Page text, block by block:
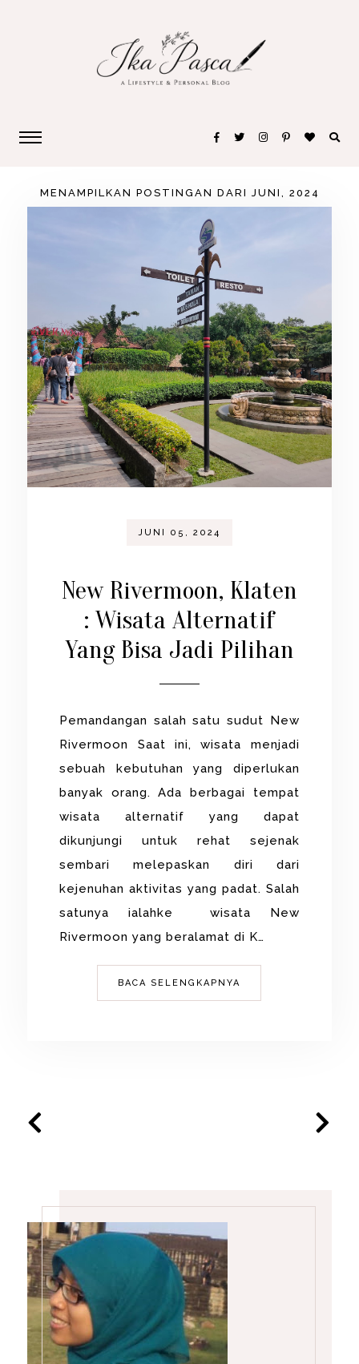
MENAMPILKAN POSTINGAN DARI JUNI, 2024
JUNI 05, 2024
New Rivermoon, Klaten
: Wisata Alternatif
Yang Bisa Jadi Pilihan
Pemandangan salah satu sudut New
Rivermoon Saat ini, wisata menjadi
sebuah kebutuhan yang diperlukan
banyak orang. Ada berbagai tempat
wisata alternatif yang dapat
dikunjungi untuk rehat sejenak
sembari melepaskan diri dari
kejenuhan aktivitas yang padat. Salah
satunya ialahke wisata New
Rivermoon yang beralamat di K…
BACA SELENGKAPNYA